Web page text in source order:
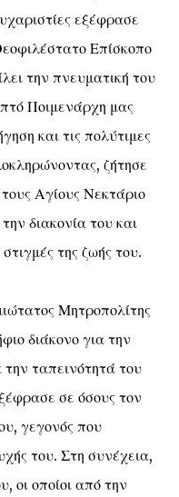
εξέφρασε
Επίσκοπο
την πνευματική του
Ποιμενάρχη μας
και τις πολύτιμες
ζήτησε
Αγίους Νεκτάριο
διακονία του και
της ζωής του.
Μητροπολίτης
διάκονο για την
ταπεινότητά του
σε όσους τον
γεγονός που
του. Στη συνέχεια,
οι οποίοι από την